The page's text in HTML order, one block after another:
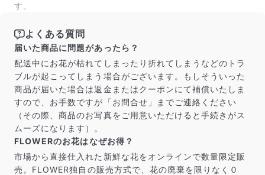
届いたお花に元気がなかったら？
もし届いたお花に「枯れている」「折れている」などの
不備があった場合は、些細なことでもお気軽にサポート
までご連絡ください。ご返金にて補償いたします。
す。
よくある質問
届いた商品に問題があったら？
配送中にお花が枯れてしまったり折れてしまうなどのトラ
ブルが起こってしまう場合がございます。もしそういった
商品が届いた場合は返金またはクーポンにて補償いたしま
すので、お手数ですが「お問合せ」までご連絡ください
（その際、商品のお写真をご用意いただけると手続きがス
ムーズになります）。
FLOWERのお花はなぜお得？
市場から直接仕入れた新鮮な花をオンラインで数量限定販
売。FLOWER独自の販売方式で、花の廃棄を限りなく０